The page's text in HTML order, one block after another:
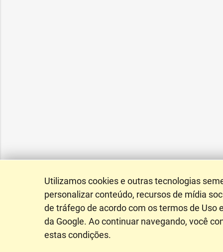
Utilizamos cookies e outras tecnologias
personalizar conteúdo, recursos de mídia
de tráfego de acordo com os termos de Uso
da Google. Ao continuar navegando, você
estas condições.